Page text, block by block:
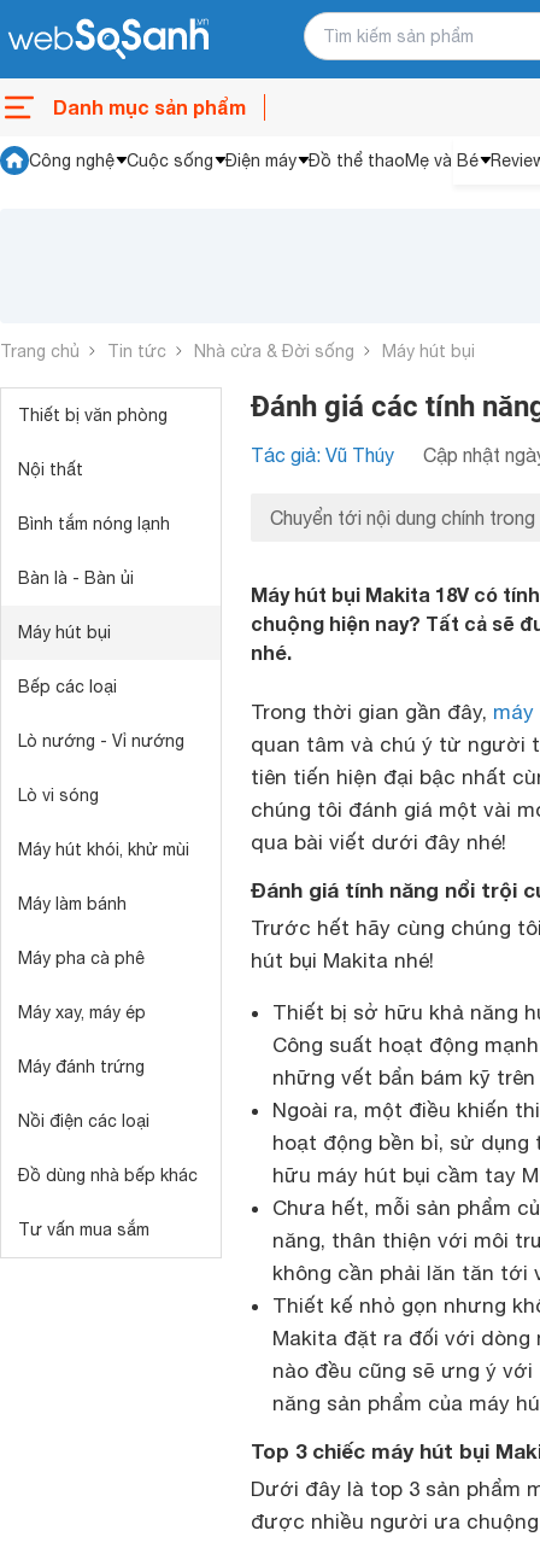
Danh mục sản phẩm
Công nghệ Cuộc sống Điện máy Đồ thể thaoMẹ và Bé
Trang chủ Tin tức Nhà cửa & Đời sống Máy hút bụi
Thiết bị văn phòng
Nội thất
Bình tắm nóng lạnh
Bàn là - Bàn ủi
Máy hút bụi
Bếp các loại
Lò nướng - Vỉ nướng
Lò vi sóng
Máy hút khói, khử mùi
Máy làm bánh
Máy pha cà phê
Máy xay, máy ép
Máy đánh trứng
Nồi điện các loại
Đồ dùng nhà bếp khác
Tư vấn mua sắm
Đánh giá các tính
Tác giả: Vũ Thúy Cập nhật
Chuyển tới nội dung chính trong
Máy hút bụi Makita 18V có
chuộng hiện nay? Tất cả sẽ
nhé.
Trong thời gian gần đây, máy
quan tâm và chú ý từ người
tiên tiến hiện đại bậc nhất
chúng tôi đánh giá một vài
qua bài viết dưới đây nhé!
Đánh giá tính năng nổi trội
Trước hết hãy cùng chúng
hút bụi Makita nhé!
Thiết bị sở hữu khả năng
Công suất hoạt động
những vết bẩn bám kỹ
Ngoài ra, một điều khiến
hoạt động bền bỉ, sử
hữu máy hút bụi cầm tay
Chưa hết, mỗi sản phẩm
năng, thân thiện với môi
không cần phải lăn tăn tới
Thiết kế nhỏ gọn nhưng
Makita đặt ra đối với dòng
nào đều cũng sẽ ưng ý
năng sản phẩm của máy
Top 3 chiếc máy hút bụi
Dưới đây là top 3 sản phẩm
được nhiều người ưa